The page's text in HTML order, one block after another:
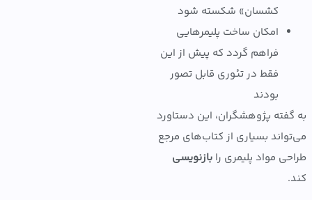
کشسان» شکسته شود
امکان ساخت پلیمرهایی
فراهم گردد که پیش از این
فقط در تئوری قابل تصور
بودند
پژوهشگران، این دستاورد
بسیاری از کتاب‌های مرجع
مواد پلیمری رابازنویسی